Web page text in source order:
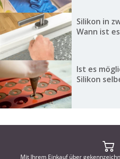
Silikon in
Wann ist
Ist es
Silikon
Mit Ihrem Einkauf über